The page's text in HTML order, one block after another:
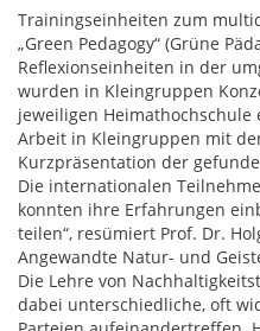
Trainingseinheiten zum
„Green Pedagogy“ (Grüne
Reflexionseinheiten in der
wurden in Kleingruppen
jeweiligen
Arbeit in Kleingruppen mit
Kurzpräsentation der
Die internationalen
konnten ihre Erfahrungen
teilen“, resümiert Prof. Dr.
Angewandte Natur- und
Die Lehre von
dabei unterschiedliche, oft